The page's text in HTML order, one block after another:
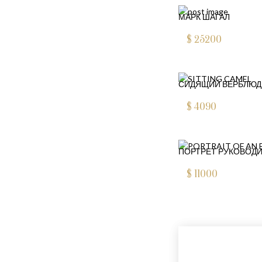
МАРК ШАГАЛ
$ 25200
СИДЯЩИЙ ВЕРБЛЮД
$4090
ПОРТРЕТ
$ 11000